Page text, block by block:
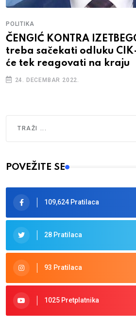
IZETBEGOVIĆA: Prvo
CIK-a BiH, Schmid
na kraju
Type 2 or more characters for results.
POVEŽITE SE
109,624 Pratilaca
28 Pratilaca
93 Pratilaca
1025 Pretplatnika